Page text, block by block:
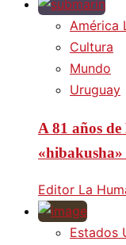
América
Cultura
Mundo
Uruguay
A 81 años
Editor La
Estados